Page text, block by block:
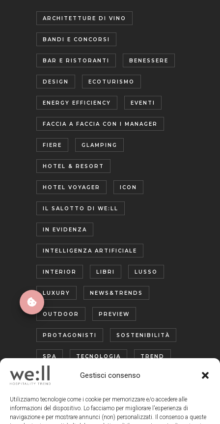
Gestisci consenso
Utilizziamo tecnologie come i cookie per memorizzare e/o accedere alle
informazioni del dispositivo. Lo facciamo per migliorare l'esperienza di
navigazione e per mostrare annunci (non) personalizzati. Il consenso a queste
ARCHITETTURE DI VINO
BANDI E CONCORSI
BAR E RISTORANTI BENESSERE
DESIGN ECOTURISMO
ENERGY EFFICIENCY EVENTI
FACCIA A FACCIA CON I MANAGER
FIERE GLAMPING
HOTEL & RESORT
HOTEL VOYAGER ICON
IL SALOTTO DI WE:LL
IN EVIDENZA
INTELLIGENZA ARTIFICIALE
INTERIOR LIBRI LUSSO
LUXURY NEWS&TRENDS
OUTDOOR PREVIEW
PROTAGONISTI SOSTENIBILITÀ
SPA TECNOLOGIA TREND
TURISMO ENOGASTRONOMICO
WELLNESS